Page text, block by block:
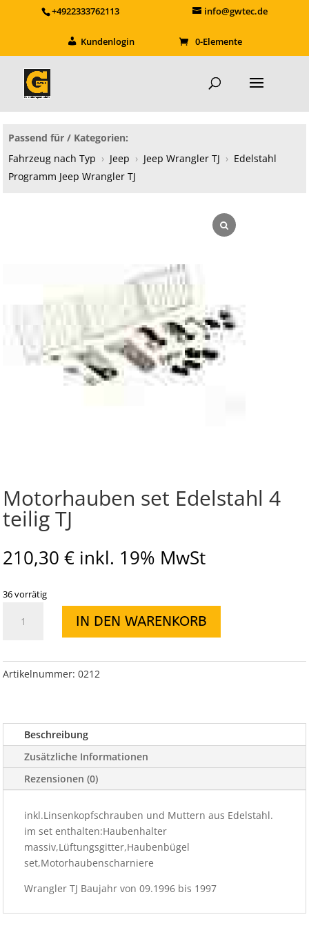
+4922333762113 info@gwtec.de
Kundenlogin 0-Elemente
Passend für / Kategorien:
Fahrzeug nach Typ › Jeep › Jeep Wrangler TJ › Edelstahl
Programm Jeep Wrangler TJ
Motorhauben set Edelstahl 4
teilig TJ
210,30 € inkl. 19% MwSt
36 vorrätig
Motorhauben
teilig
IN DEN WARENKORB
Artikelnummer: 0212
Beschreibung
Zusätzliche Informationen
Rezensionen (0)
inkl.Linsenkopfschrauben und Muttern aus Edelstahl.
im set enthalten:Haubenhalter
massiv,Lüftungsgitter,Haubenbügel
set,Motorhaubenscharniere
Wrangler TJ Baujahr von 09.1996 bis 1997